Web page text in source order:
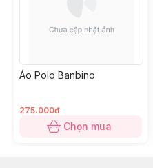
Áo Polo Banbino
275.000đ
Chọn mua